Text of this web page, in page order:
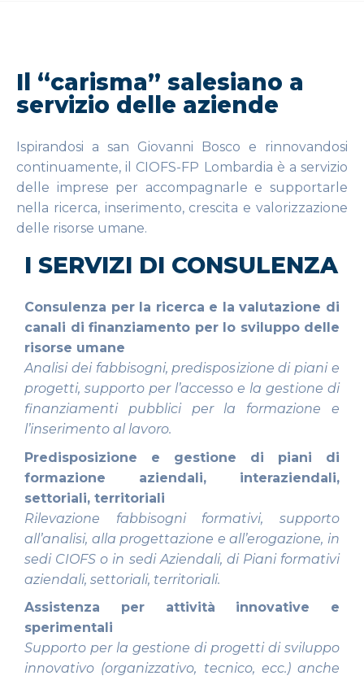
Il “carisma” salesiano a
servizio delle aziende
Ispirandosi a san Giovanni Bosco e rinnovandosi
continuamente, il CIOFS-FP Lombardia è a servizio
delle imprese per accompagnarle e supportarle
nella ricerca, inserimento, crescita e valorizzazione
delle risorse umane.
I SERVIZI DI CONSULENZA
Consulenza per la ricerca e la valutazione di
canali di finanziamento per lo sviluppo delle
risorse umane
Analisi dei fabbisogni, predisposizione di piani e
progetti, supporto per l’accesso e la gestione di
finanziamenti pubblici per la formazione e
l’inserimento al lavoro.
Predisposizione e gestione di piani di
formazione aziendali, interaziendali,
settoriali, territoriali
Rilevazione fabbisogni formativi, supporto
all’analisi, alla progettazione e all’erogazione, in
sedi CIOFS o in sedi Aziendali, di Piani formativi
aziendali, settoriali, territoriali.
Assistenza per attività innovative e
sperimentali
Supporto per la gestione di progetti di sviluppo
innovativo (organizzativo, tecnico, ecc.) anche